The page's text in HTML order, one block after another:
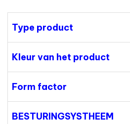
Type product
Kleur van het product
Form factor
BESTURINGSYSTHEEM